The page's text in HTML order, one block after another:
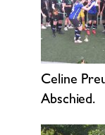
Celine
Abschied.